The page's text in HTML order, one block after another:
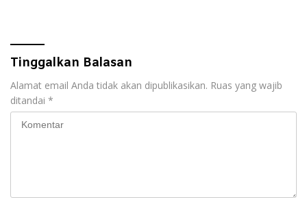
Tinggalkan Balasan
Alamat email Anda tidak akan dipublikasikan. Ruas yang wajib
ditandai *